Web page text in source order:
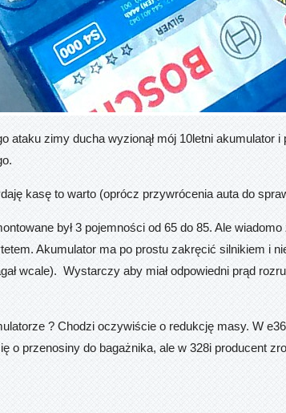
ataku zimy ducha wyzionął mój 10letni akumulator
kasę to warto (oprócz przywrócenia auta do
był 3 pojemności od 65 do 85. Ale
Akumulator ma po prostu zakręcić silnikiem i
wcale). Wystarczy aby miał odpowiedni prąd
? Chodzi oczywiście o redukcję masy. W
o przenosiny do bagażnika, ale w 328i producent